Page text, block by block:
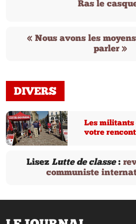
Ras le
« Nous avons les
parler »
DIVERS
Les militants
votre
Lisez Lutte de classe:
communiste